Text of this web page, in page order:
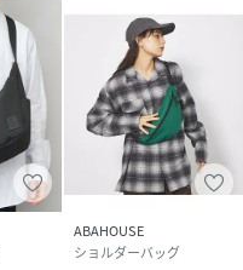
ABAHOUSE
ショルダーバッグ